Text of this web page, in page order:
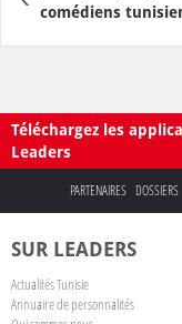
comédiens
Téléchargez les
Leaders
PARTENAIRES DOSSIERS
SUR LEADERS
Actualités Tunisie
Annuaire de personnalités